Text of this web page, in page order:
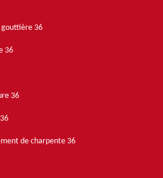
gouttière 36
36
36
de charpente 36